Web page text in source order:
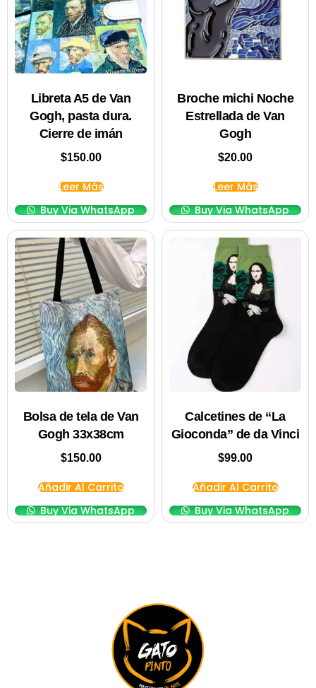
Libreta A5 de Van
Gogh, pasta dura.
Cierre de imán
$150.00
Leer Más
Buy Via WhatsApp
Broche michi Noche
Estrellada de Van
Gogh
$20.00
Leer Más
Buy Via WhatsApp
Bolsa de tela de Van
Gogh 33x38cm
$150.00
Añadir Al Carrito
Buy Via WhatsApp
Calcetines de “La
Gioconda” de da Vinci
$99.00
Añadir Al Carrito
Buy Via WhatsApp